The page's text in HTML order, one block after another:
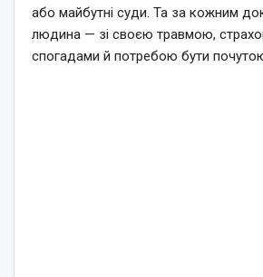
або майбутні суди. Та за кожним
людина — зі своєю травмою,
спогадами й потребою бути